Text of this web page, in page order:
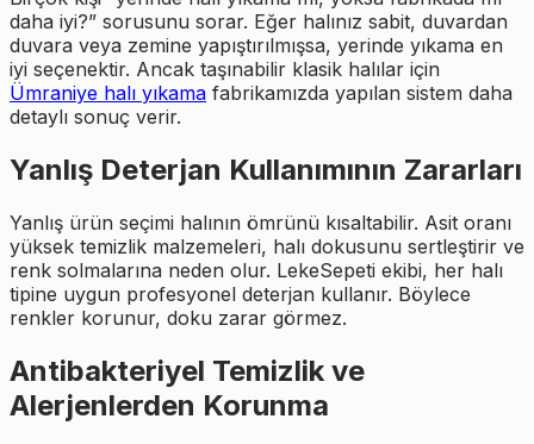
daha iyi?” sorusunu sorar. Eğer halınız sabit, duvardan
duvara veya zemine yapıştırılmışsa, yerinde yıkama en
iyi seçenektir. Ancak taşınabilir klasik halılar için
Ümraniye halı yıkama fabrikamızda yapılan sistem daha
detaylı sonuç verir.
Yanlış Deterjan Kullanımının Zararları
Yanlış ürün seçimi halının ömrünü kısaltabilir. Asit oranı
yüksek temizlik malzemeleri, halı dokusunu sertleştirir ve
renk solmalarına neden olur. LekeSepeti ekibi, her halı
tipine uygun profesyonel deterjan kullanır. Böylece
renkler korunur, doku zarar görmez.
Antibakteriyel Temizlik ve
Alerjenlerden Korunma